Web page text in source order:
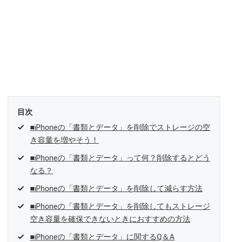
目次
■iPhoneの「書類とデータ」を削除でストレージの空
き容量を増やそう！
■iPhoneの「書類とデータ」って何？削除するとどう
なる？
■iPhoneの「書類とデータ」を削除して減らす方法
■iPhoneの「書類とデータ」を削除してもストレージ
空き容量を確保できないときにおすすめの方法
■iPhoneの「書類とデータ」に関するQ＆A